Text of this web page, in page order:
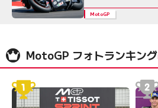
MotoGP
MotoGP フォトランキング